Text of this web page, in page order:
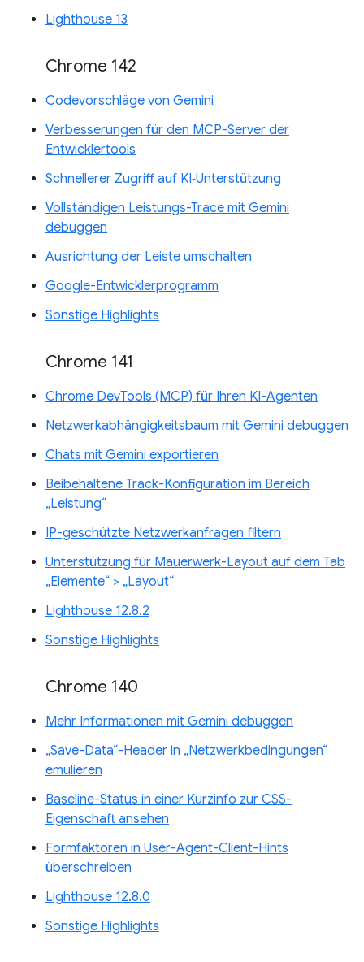
Lighthouse 13
Chrome 142
Codevorschläge von Gemini
Verbesserungen für den MCP-Server der
Entwicklertools
Schnellerer Zugriff auf KI‑Unterstützung
Vollständigen Leistungs-Trace mit Gemini
debuggen
Ausrichtung der Leiste umschalten
Google-Entwicklerprogramm
Sonstige Highlights
Chrome 141
Chrome DevTools (MCP) für Ihren KI-Agenten
Netzwerkabhängigkeitsbaum mit Gemini debuggen
Chats mit Gemini exportieren
Beibehaltene Track-Konfiguration im Bereich
„Leistung“
IP-geschützte Netzwerkanfragen filtern
Unterstützung für Mauerwerk-Layout auf dem Tab
„Elemente“ > „Layout“
Lighthouse 12.8.2
Sonstige Highlights
Chrome 140
Mehr Informationen mit Gemini debuggen
„Save-Data“-Header in „Netzwerkbedingungen“
emulieren
Baseline-Status in einer Kurzinfo zur CSS-
Eigenschaft ansehen
Formfaktoren in User-Agent-Client-Hints
überschreiben
Lighthouse 12.8.0
Sonstige Highlights